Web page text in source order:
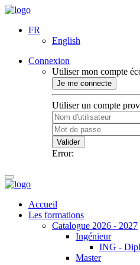
FR
English
Connexion
Utiliser mon compte
Je me connecte
Utiliser un compte
Valider
Error:
Accueil
Les formations
Catalogue 2026 - 2027
Ingénieur
ING -
Master